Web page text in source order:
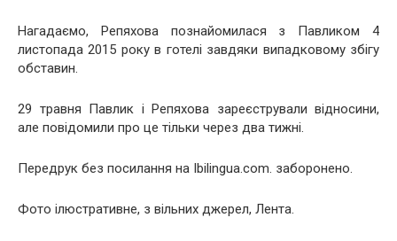
Нагадаємо, Репяхова познайомилася з Павликом 4
листопада 2015 року в готелі завдяки випадковому збігу
обставин.
29 травня Павлик і Репяхова зареєстрували відносини,
але повідомили про це тільки через два тижні.
Передрук без посилання на Ibilingua.com. заборонено.
Фото ілюстративне, з вільних джерел, Лента.